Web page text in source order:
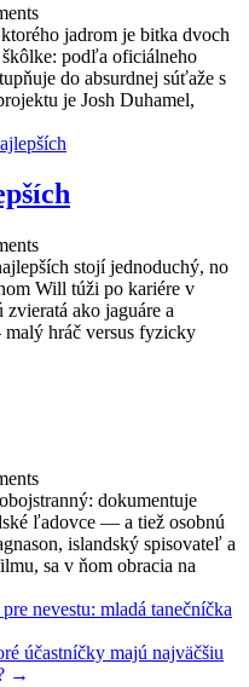
jadrom je bitka dvoch
podľa oficiálneho
do absurdnej súťaže s
je Josh Duhamel,
stojí jednoduchý, no
Will túži po kariére v
ako jaguáre a
hráč versus fyzicky
dokumentuje
ľadovce — a tiež osobnú
islandský spisovateľ a
sa v ňom obracia na
nevestu: mladá tanečníčka
účastníčky majú najväčšiu
→